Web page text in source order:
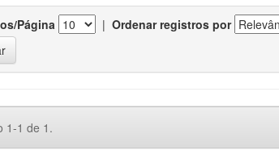
Página | Ordenar registros por
1-1 de 1.